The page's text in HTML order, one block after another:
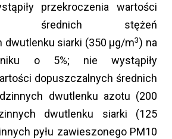
przekroczenia wartości
średnich stężeń
dwutlenku siarki (350 µg/m3) na
o 5%; nie wystąpiły
dopuszczalnych średnich
dwutlenku azotu (200
dwutlenku siarki (125
pyłu zawieszonego PM10